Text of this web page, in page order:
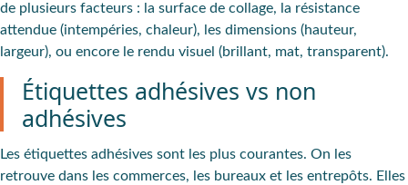
de plusieurs facteurs : la surface de collage, la résistance
attendue (intempéries, chaleur), les dimensions (hauteur,
largeur), ou encore le rendu visuel (brillant, mat, transparent).
Étiquettes adhésives vs non
adhésives
Les étiquettes adhésives sont les plus courantes. On les
retrouve dans les commerces, les bureaux et les entrepôts. Elles